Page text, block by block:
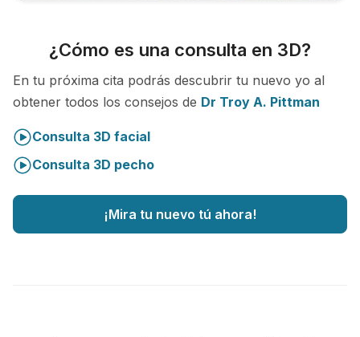
¿Cómo es una consulta en 3D?
En tu próxima cita podrás descubrir tu nuevo yo al
obtener todos los consejos de Dr Troy A. Pittman
Consulta 3D facial
Consulta 3D pecho
¡Mira tu nuevo tú ahora!